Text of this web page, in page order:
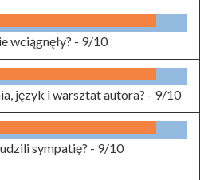
wciągnęły? - 9/10
język i warsztat autora? - 9/10
sympatię? - 9/10